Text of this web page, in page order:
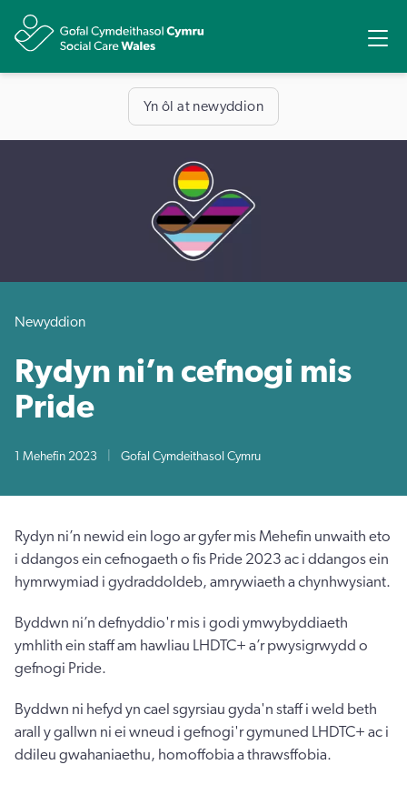
Yn ôl at newyddion
Newyddion
Rydyn ni’n cefnogi mis
Pride
1 Mehefin 2023 Gofal Cymdeithasol Cymru
Rydyn ni’n newid ein logo ar gyfer mis Mehefin unwaith eto
i ddangos ein cefnogaeth o fis Pride 2023 ac i ddangos ein
hymrwymiad i gydraddoldeb, amrywiaeth a chynhwysiant.
Byddwn ni’n defnyddio'r mis i godi ymwybyddiaeth
ymhlith ein staff am hawliau LHDTC+ a’r pwysigrwydd o
gefnogi Pride.
Byddwn ni hefyd yn cael sgyrsiau gyda'n staff i weld beth
arall y gallwn ni ei wneud i gefnogi'r gymuned LHDTC+ ac i
ddileu gwahaniaethu, homoffobia a thrawsffobia.